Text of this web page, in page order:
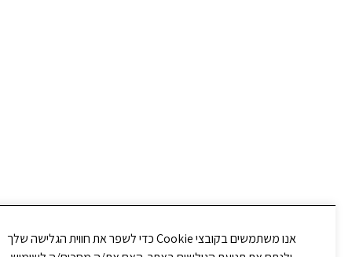
אנו משתמשים בקובצי Cookie כדי לשפר את חווית הגלישה שלך